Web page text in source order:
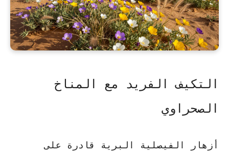
التكيف الفريد مع المناخ
الصحراوي
أزهار الفيصلية البرية قادرة على